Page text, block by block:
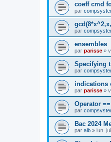
coeff cmd
par
par
ensembles
par parisse »
Specifying
par
indications
par parisse »
Operator ==
par
Bac 2024
par alb » lun.